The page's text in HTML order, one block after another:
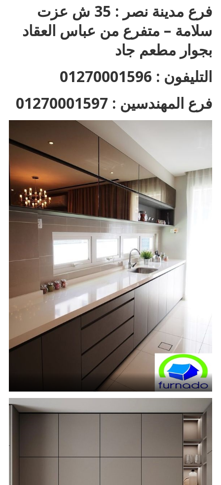
فرع مدينة نصر : 35 ش عزت
سلامة – متفرع من عباس العقاد
بجوار مطعم جاد
التليفون : 01270001596
فرع المهندسين : 01270001597